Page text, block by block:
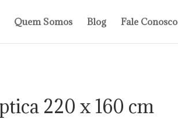
Quem Somos Blog Fale Conosco
220 x 160 cm